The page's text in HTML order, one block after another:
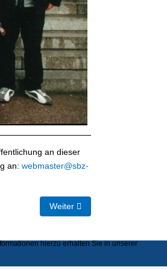
an dieser
an: webmaster@sbz-
Nächster Beitrag:
Weiter
hierzu erhalten Sie in unserer